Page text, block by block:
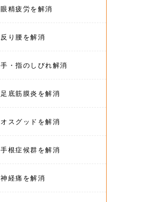
眼精疲労を解消
反り腰を解消
手・指のしびれ解消
足底筋膜炎を解消
オスグッドを解消
手根症候群を解消
神経痛を解消